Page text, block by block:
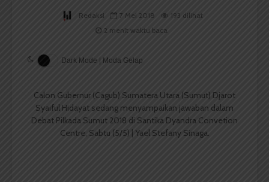
Redaksi 7 Mei 2018
193 dilihat
2 menit waktu baca
Dark Mode | Moda Gelap
Calon Gubernur (Cagub) Sumatera Utara (Sumut) Djarot
Syaiful Hidayat sedang menyampaikan jawaban dalam
Debat Pilkada Sumut 2018 di Santika Dyandra Convetion
Centre, Sabtu (5/5) | Yael Stefany Sinaga.